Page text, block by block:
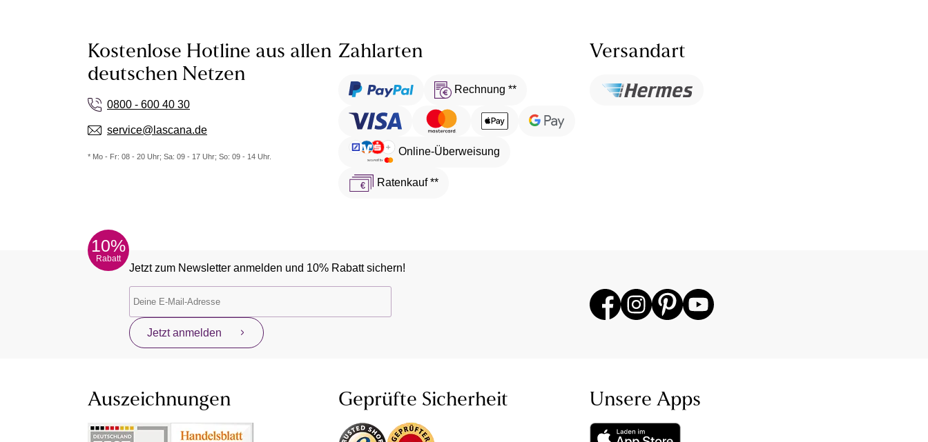
Kostenlose Hotline aus allen
deutschen Netzen
0800 - 600 40 30
service@lascana.de
* Mo - Fr: 08 - 20 Uhr; Sa: 09 - 17 Uhr; So: 09 - 14 Uhr.
Zahlarten
Rechnung **
Online-Überweisung
Ratenkauf **
Versandart
10%
Rabatt
Jetzt zum Newsletter anmelden und 10% Rabatt sichern!
Jetzt anmelden
Auszeichnungen Geprüfte Sicherheit Unsere Apps